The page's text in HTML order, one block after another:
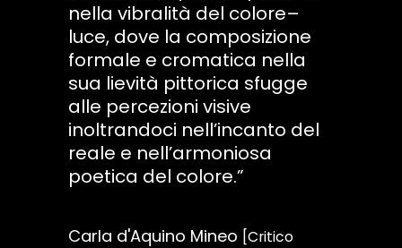
nella vibralità del colore–
luce, dove la composizione
formale e cromatica nella
sua lievità pittorica sfugge
alle percezioni visive
inoltrandoci nell’incanto del
reale e nell’armoniosa
poetica del colore.”
Carla d'Aquino Mineo [Critico